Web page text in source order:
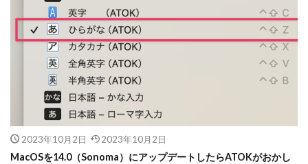
2023年10月2日 2023年10月2日
MacOSを14.0（Sonoma）にアップデートしたらATOKがおかし